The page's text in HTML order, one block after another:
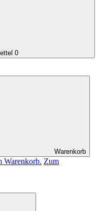
0
Warenkorb
Warenkorb. Zum